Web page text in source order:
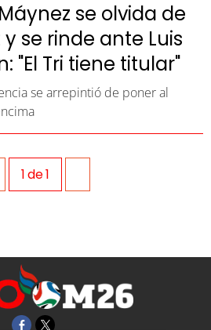
se olvida de
se rinde ante Luis
"El Tri tiene titular"
se arrepintió de poner al
1de1